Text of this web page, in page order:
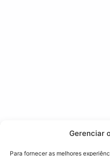
Gerenciar
Para fornecer as melhores